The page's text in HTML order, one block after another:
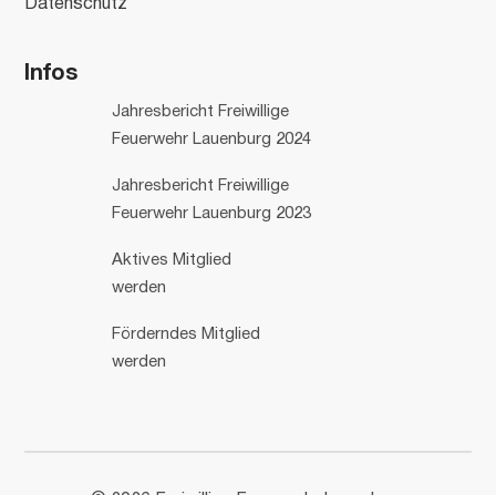
Datenschutz
Infos
Jahresbericht Freiwillige
Feuerwehr Lauenburg 2024
Jahresbericht Freiwillige
Feuerwehr Lauenburg 2023
Aktives Mitglied
werden
Förderndes Mitglied
werden